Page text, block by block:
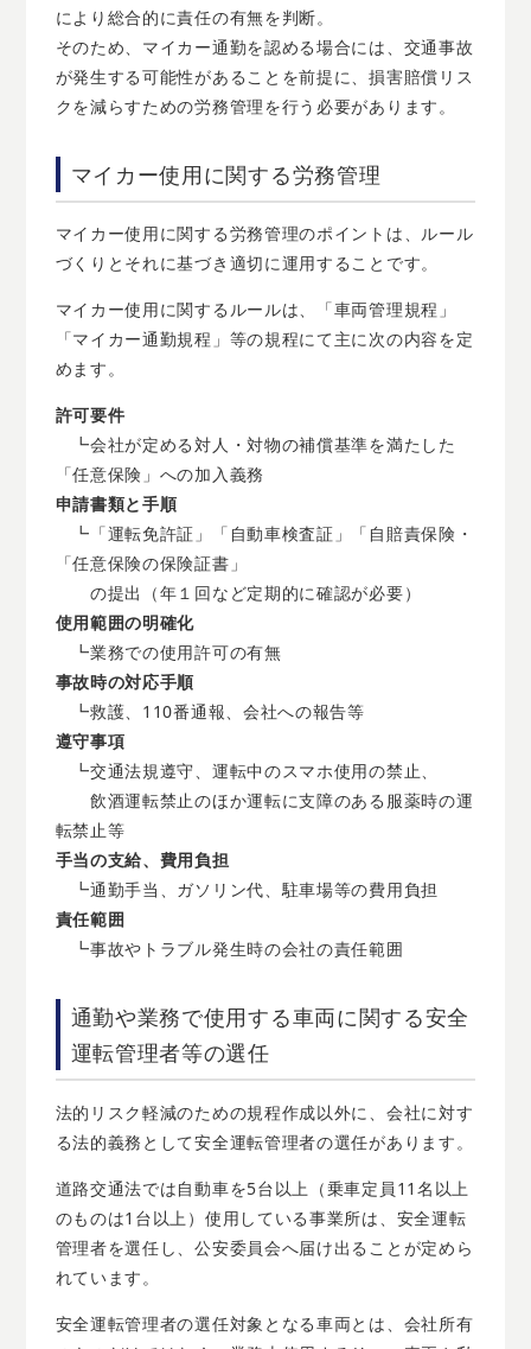
により総合的に責任の有無を判断。
そのため、マイカー通勤を認める場合には、交通事故
が発生する可能性があることを前提に、損害賠償リス
クを減らすための労務管理を行う必要があります。
マイカー使用に関する労務管理
マイカー使用に関する労務管理のポイントは、ルール
づくりとそれに基づき適切に運用することです。
マイカー使用に関するルールは、「車両管理規程」
「マイカー通勤規程」等の規程にて主に次の内容を定
めます。
許可要件
┗会社が定める対人・対物の補償基準を満たした
「任意保険」への加入義務
申請書類と手順
┗「運転免許証」「自動車検査証」「自賠責保険・
「任意保険の保険証書」
の提出（年１回など定期的に確認が必要）
使用範囲の明確化
┗業務での使用許可の有無
事故時の対応手順
┗救護、110番通報、会社への報告等
遵守事項
┗交通法規遵守、運転中のスマホ使用の禁止、
飲酒運転禁止のほか運転に支障のある服薬時の運
転禁止等
手当の支給、費用負担
┗通勤手当、ガソリン代、駐車場等の費用負担
責任範囲
┗事故やトラブル発生時の会社の責任範囲
通勤や業務で使用する車両に関する安全
運転管理者等の選任
法的リスク軽減のための規程作成以外に、会社に対す
る法的義務として安全運転管理者の選任があります。
道路交通法では自動車を5台以上（乗車定員11名以上
のものは1台以上）使用している事業所は、安全運転
管理者を選任し、公安委員会へ届け出ることが定めら
れています。
安全運転管理者の選任対象となる車両とは、会社所有